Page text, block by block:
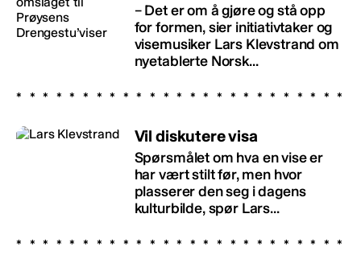
– Det er om å gjøre og stå opp
for formen, sier initiativtaker og
visemusiker Lars Klevstrand om
nyetablerte Norsk...
Vil diskutere visa
Spørsmålet om hva en vise er
har vært stilt før, men hvor
plasserer den seg i dagens
kulturbilde, spør Lars...